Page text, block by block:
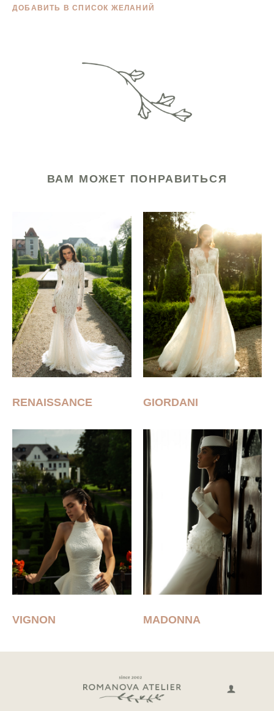
ДОБАВИТЬ В СПИСОК ЖЕЛАНИЙ
ВАМ МОЖЕТ ПОНРАВИТЬСЯ
RENAISSANCE GIORDANI
VIGNON MADONNA